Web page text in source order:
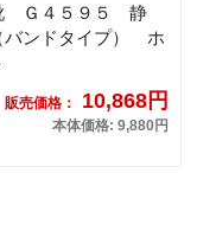
Ｇ４５９５ 静
ンドタイプ） ホ
販売価格： 10,868円
本体価格: 9,880円